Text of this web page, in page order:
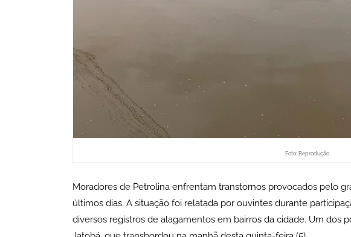
Foto: Reprodução
Moradores de Petrolina enfrentam transtornos provocados pelo
últimos dias. A situação foi relatada por ouvintes durante
diversos registros de alagamentos em bairros da cidade. Um dos